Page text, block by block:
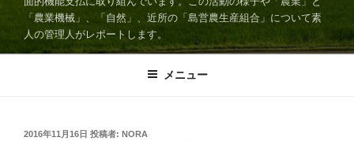
「農業機械」、「自然」、近所の「島営農生産組合」について素
人の管理人がレポートします。
メニュー
投
2016年11月16日 投稿者: NORA